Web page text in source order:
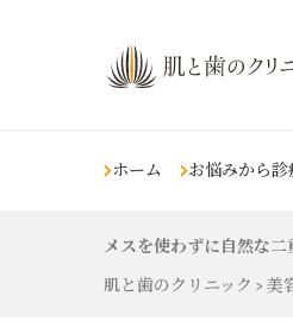
ホーム お悩みから
肌の悩み
シミ治療（シミ・ソバカス・肝斑・色素
スキンケア
ピコレーザー
メスを使わずに自然な
肌と歯のクリニック > 美